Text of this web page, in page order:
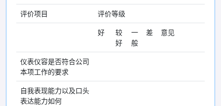
评价项目
评价等级
好
较
好
一
般
差 意见
仪表仪容是否符合公司
本项工作的要求
自我表现能力以及口头
表达能力如何